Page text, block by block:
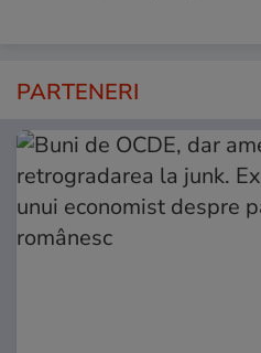
PARTENERI